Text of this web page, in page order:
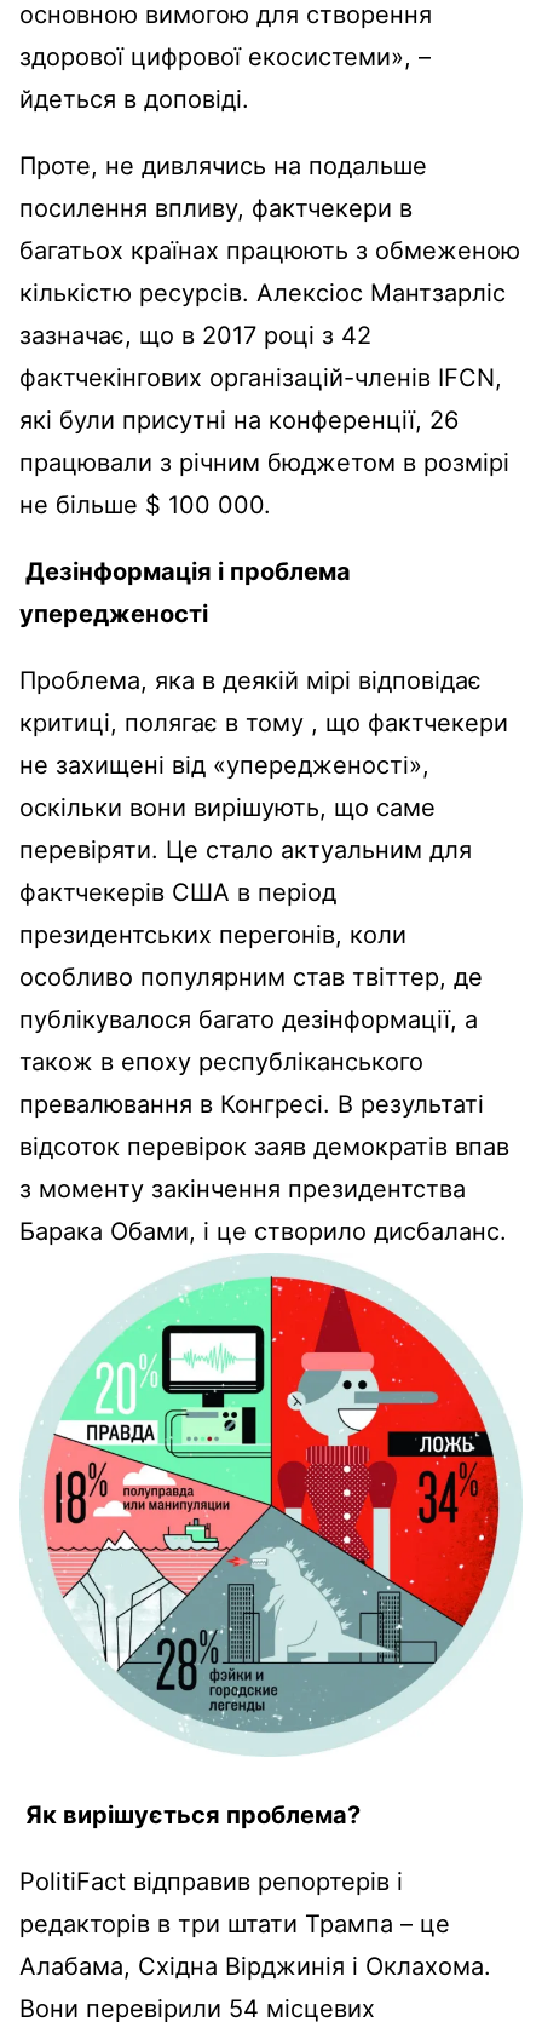
основною вимогою для створення
здорової цифрової екосистеми», –
йдеться в доповіді.
Проте, не дивлячись на подальше
посилення впливу, фактчекери в
багатьох країнах працюють з обмеженою
кількістю ресурсів. Алексіос Мантзарліс
зазначає, що в 2017 році з 42
фактчекінгових організацій-членів IFCN,
які були присутні на конференції, 26
працювали з річним бюджетом в розмірі
не більше $ 100 000.
Дезінформація і проблема
упередженості
Проблема, яка в деякій мірі відповідає
критиці, полягає в тому , що фактчекери
не захищені від «упередженості»,
оскільки вони вирішують, що саме
перевіряти. Це стало актуальним для
фактчекерів США в період
президентських перегонів, коли
особливо популярним став твіттер, де
публікувалося багато дезінформації, а
також в епоху республіканського
превалювання в Конгресі. В результаті
відсоток перевірок заяв демократів впав
з моменту закінчення президентства
Барака Обами, і це створило дисбаланс.
Як вирішується проблема?
PolitiFact відправив репортерів і
редакторів в три штати Трампа – це
Алабама, Східна Вірджинія і Оклахома.
Вони перевірили 54 місцевих